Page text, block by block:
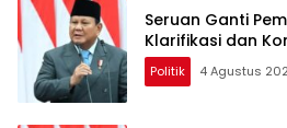
Seruan Ganti
Klarifikasi dan
Politik 4 Agustus